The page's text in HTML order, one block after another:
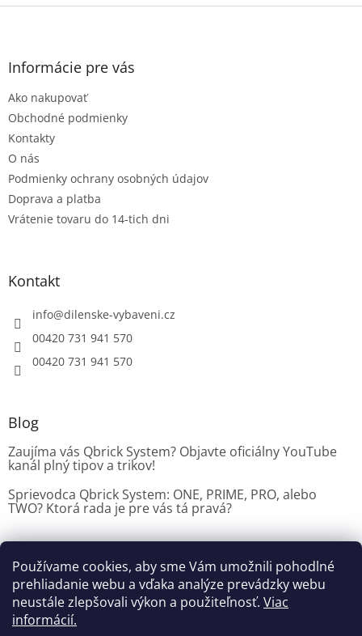
Používame cookies, aby sme Vám umožnili pohodlné
prehliadanie webu a vďaka analýze prevádzky webu
neustále zlepšovali výkon a použiteľnosť. Viac
informácií.
p
v
Z
Informácie pre vás
Ako nakupovať
Obchodné podmienky
Kontakty
O nás
Podmienky ochrany osobných údajov
Doprava a platba
Vrátenie tovaru do 14-tich dni
Kontakt
info@dilenske-vybaveni.cz
00420 731 941 570
00420 731 941 570
Blog
Zaujíma vás Qbrick System? Objavte oficiálny YouTube
kanál plný tipov a trikov!
Sprievodca Qbrick System: ONE, PRIME, PRO, alebo
TWO? Ktorá rada je pre vás tá pravá?
Dílenské vybavení CZ